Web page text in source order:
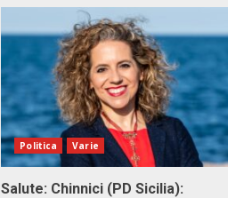
Politica Varie
Salute: Chinnici (PD Sicilia):